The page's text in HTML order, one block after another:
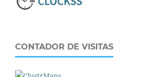
CONTADOR DE VISITAS